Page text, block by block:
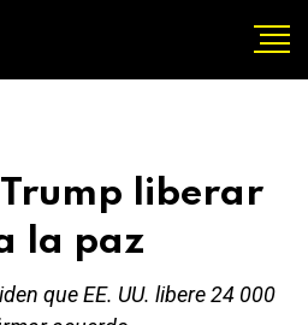
Trump liberar
la paz
que EE. UU. libere 24 000